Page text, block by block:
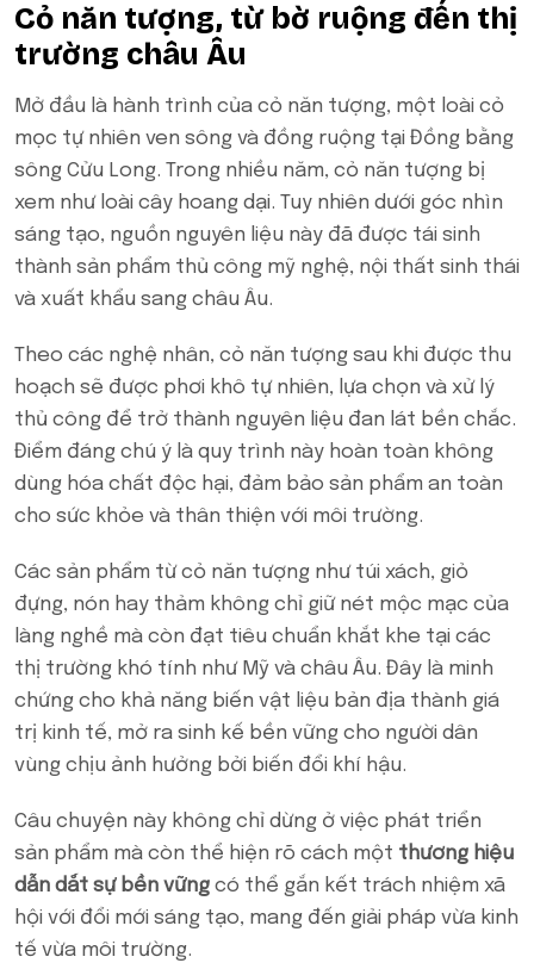
Cỏ năn tượng, từ bờ ruộng đến thị
trường châu Âu
Mở đầu là hành trình của cỏ năn tượng, một loài cỏ
mọc tự nhiên ven sông và đồng ruộng tại Đồng bằng
sông Cửu Long. Trong nhiều năm, cỏ năn tượng bị
xem như loài cây hoang dại. Tuy nhiên dưới góc nhìn
sáng tạo, nguồn nguyên liệu này đã được tái sinh
thành sản phẩm thủ công mỹ nghệ, nội thất sinh thái
và xuất khẩu sang châu Âu.
Theo các nghệ nhân, cỏ năn tượng sau khi được thu
hoạch sẽ được phơi khô tự nhiên, lựa chọn và xử lý
thủ công để trở thành nguyên liệu đan lát bền chắc.
Điểm đáng chú ý là quy trình này hoàn toàn không
dùng hóa chất độc hại, đảm bảo sản phẩm an toàn
cho sức khỏe và thân thiện với môi trường.
Các sản phẩm từ cỏ năn tượng như túi xách, giỏ
đựng, nón hay thảm không chỉ giữ nét mộc mạc của
làng nghề mà còn đạt tiêu chuẩn khắt khe tại các
thị trường khó tính như Mỹ và châu Âu. Đây là minh
chứng cho khả năng biến vật liệu bản địa thành giá
trị kinh tế, mở ra sinh kế bền vững cho người dân
vùng chịu ảnh hưởng bởi biến đổi khí hậu.
Câu chuyện này không chỉ dừng ở việc phát triển
sản phẩm mà còn thể hiện rõ cách một thương hiệu
dẫn dắt sự bền vững có thể gắn kết trách nhiệm xã
hội với đổi mới sáng tạo, mang đến giải pháp vừa kinh
tế vừa môi trường.